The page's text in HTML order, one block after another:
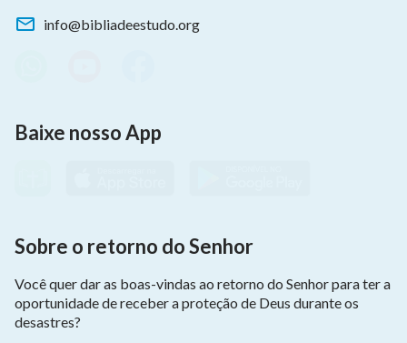
info@bibliadeestudo.org
Baixe nosso App
Sobre o retorno do Senhor
Você quer dar as boas-vindas ao retorno do Senhor para ter a
oportunidade de receber a proteção de Deus durante os
desastres?